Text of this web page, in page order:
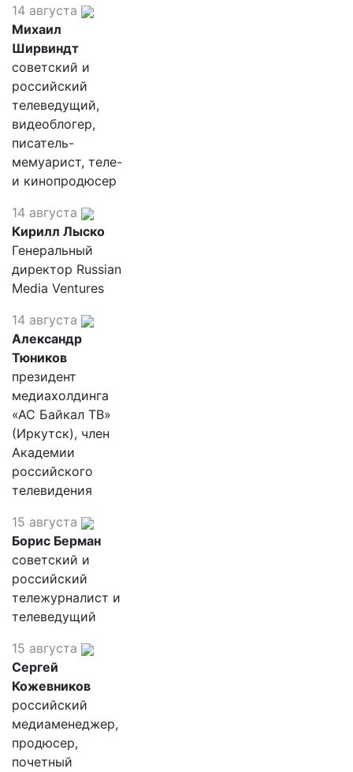
14 августа
Михаил
Ширвиндт
советский и
российский
телеведущий,
видеоблогер,
писатель-
мемуарист, теле-
и кинопродюсер
14 августа
Кирилл Лыско
Генеральный
директор Russian
Media Ventures
14 августа
Александр
Тюников
президент
медиахолдинга
«АС Байкал ТВ»
(Иркутск), член
Академии
российского
телевидения
15 августа
Борис Берман
советский и
российский
тележурналист и
телеведущий
15 августа
Сергей
Кожевников
российский
медиаменеджер,
продюсер,
почетный